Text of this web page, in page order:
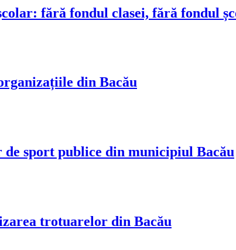
fondul clasei, fără fondul școlii
din Bacău
publice din municipiul Bacău
din Bacău